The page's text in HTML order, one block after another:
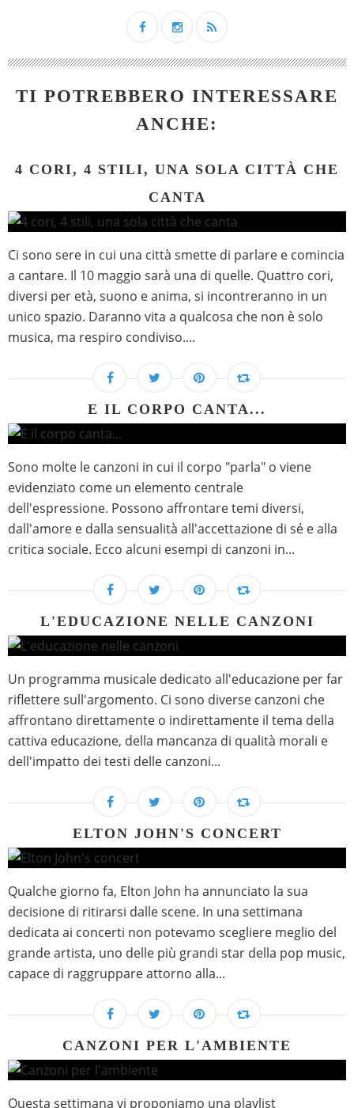
TI POTREBBERO INTERESSARE
ANCHE:
4 CORI, 4 STILI, UNA SOLA CITTÀ CHE
CANTA
Ci sono sere in cui una città smette di parlare e comincia
a cantare. Il 10 maggio sarà una di quelle. Quattro cori,
diversi per età, suono e anima, si incontreranno in un
unico spazio. Daranno vita a qualcosa che non è solo
musica, ma respiro condiviso....
E IL CORPO CANTA...
Sono molte le canzoni in cui il corpo "parla" o viene
evidenziato come un elemento centrale
dell'espressione. Possono affrontare temi diversi,
dall'amore e dalla sensualità all'accettazione di sé e alla
critica sociale. Ecco alcuni esempi di canzoni in...
L'EDUCAZIONE NELLE CANZONI
Un programma musicale dedicato all'educazione per far
riflettere sull'argomento. Ci sono diverse canzoni che
affrontano direttamente o indirettamente il tema della
cattiva educazione, della mancanza di qualità morali e
dell'impatto dei testi delle canzoni...
ELTON JOHN'S CONCERT
Qualche giorno fa, Elton John ha annunciato la sua
decisione di ritirarsi dalle scene. In una settimana
dedicata ai concerti non potevamo scegliere meglio del
grande artista, uno delle più grandi star della pop music,
capace di raggruppare attorno alla...
CANZONI PER L'AMBIENTE
Questa settimana vi proponiamo una playlist